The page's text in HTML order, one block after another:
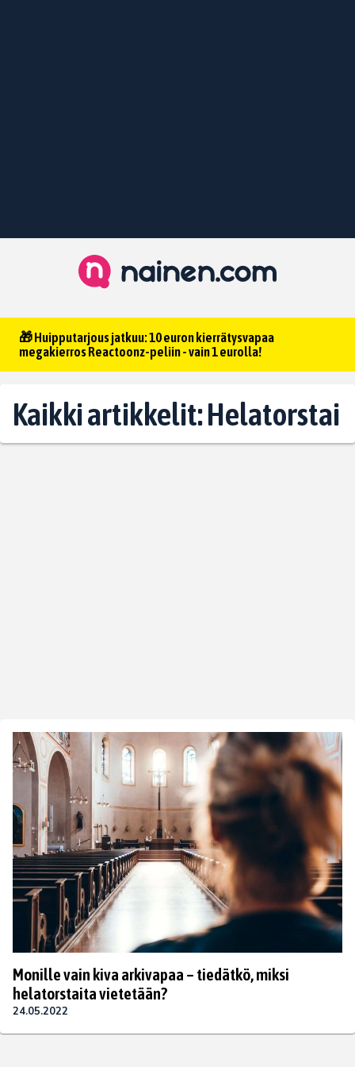
🎁 Huipputarjous jatkuu: 10 euron kierrätysvapaa
megakierros Reactoonz-peliin - vain 1 eurolla!
Kaikki artikkelit: Helatorstai
Monille vain kiva arkivapaa – tiedätkö, miksi
helatorstaita vietetään?
24.05.2022